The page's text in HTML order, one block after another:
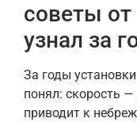
советы от
узнал за
За годы
понял: скорость
приводит к